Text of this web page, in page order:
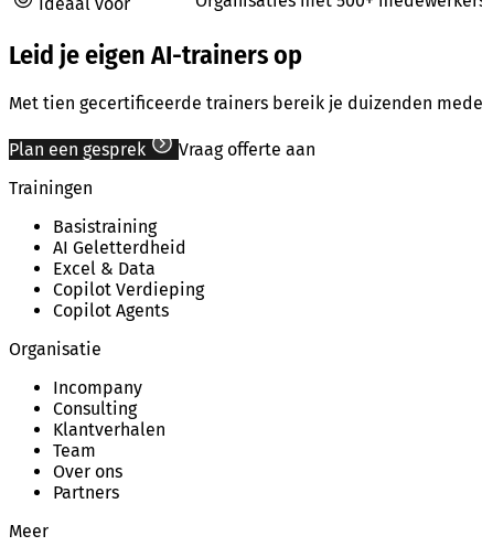
Leid je eigen AI-trainers op
Met tien gecertificeerde trainers bereik je duizenden
Plan een gesprek
Vraag offerte aan
Trainingen
Basistraining
AI Geletterdheid
Excel & Data
Copilot Verdieping
Copilot Agents
Organisatie
Incompany
Consulting
Klantverhalen
Team
Over ons
Partners
Meer